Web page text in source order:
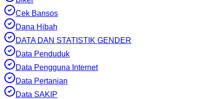
Cek Bansos
Dana Hibah
DATA DAN STATISTIK GENDER
Data Penduduk
Data Pengguna Internet
Data Pertanian
Data SAKIP